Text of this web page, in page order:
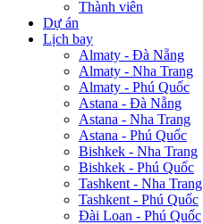
Thành viên
Dự án
Lịch bay
Almaty - Đà Nẵng
Almaty - Nha Trang
Almaty - Phú Quốc
Astana - Đà Nẵng
Astana - Nha Trang
Astana - Phú Quốc
Bishkek - Nha Trang
Bishkek - Phú Quốc
Tashkent - Nha Trang
Tashkent - Phú Quốc
Đài Loan - Phú Quốc